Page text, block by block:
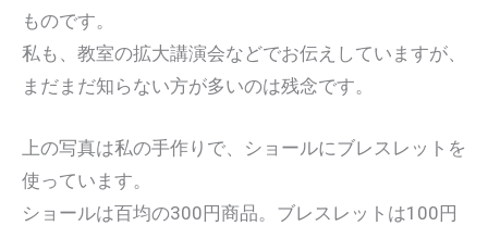
ものです。
私も、教室の拡大講演会などでお伝えしていますが、
まだまだ知らない方が多いのは残念です。
上の写真は私の手作りで、ショールにブレスレットを
使っています。
ショールは百均の300円商品。ブレスレットは100円